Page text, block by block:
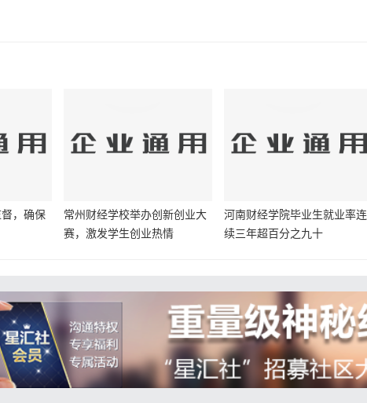
，确保
常州财经学校举办创新创业大
赛，激发学生创业热情
河南财经学院毕业生就业率连
续三年超百分之九十